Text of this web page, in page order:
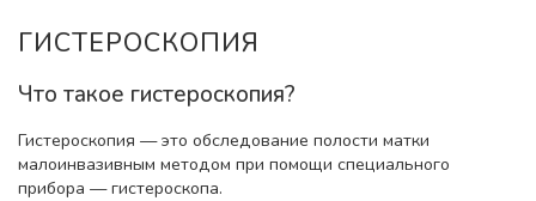
ГИСТЕРОСКОПИЯ
Что такое гистероскопия?
Гистероскопия — это обследование полости матки
малоинвазивным методом при помощи специального
прибора — гистероскопа.